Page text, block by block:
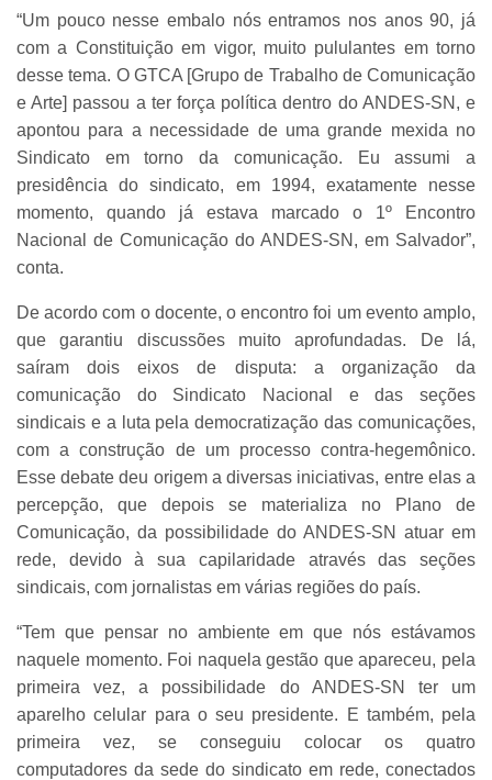
“Um pouco nesse embalo nós entramos nos anos 90, já
com a Constituição em vigor, muito pululantes em torno
desse tema. O GTCA [Grupo de Trabalho de Comunicação
e Arte] passou a ter força política dentro do ANDES-SN, e
apontou para a necessidade de uma grande mexida no
Sindicato em torno da comunicação. Eu assumi a
presidência do sindicato, em 1994, exatamente nesse
momento, quando já estava marcado o 1º Encontro
Nacional de Comunicação do ANDES-SN, em Salvador”,
conta.
De acordo com o docente, o encontro foi um evento amplo,
que garantiu discussões muito aprofundadas. De lá,
saíram dois eixos de disputa: a organização da
comunicação do Sindicato Nacional e das seções
sindicais e a luta pela democratização das comunicações,
com a construção de um processo contra-hegemônico.
Esse debate deu origem a diversas iniciativas, entre elas a
percepção, que depois se materializa no Plano de
Comunicação, da possibilidade do ANDES-SN atuar em
rede, devido à sua capilaridade através das seções
sindicais, com jornalistas em várias regiões do país.
“Tem que pensar no ambiente em que nós estávamos
naquele momento. Foi naquela gestão que apareceu, pela
primeira vez, a possibilidade do ANDES-SN ter um
aparelho celular para o seu presidente. E também, pela
primeira vez, se conseguiu colocar os quatro
computadores da sede do sindicato em rede, conectados